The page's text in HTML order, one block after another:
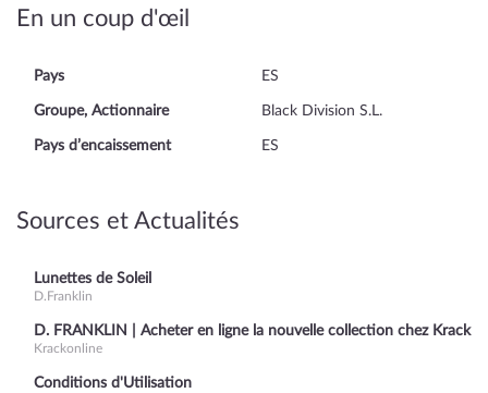
En un coup d'œil
Pays ES
Groupe, Actionnaire Black Division S.L.
Pays d’encaissement ES
Sources et Actualités
Lunettes de Soleil
D.Franklin
D. FRANKLIN | Acheter en ligne la nouvelle collection chez Krack
Krackonline
Conditions d'Utilisation